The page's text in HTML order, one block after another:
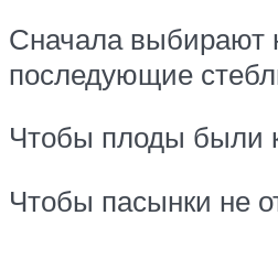
Сначала выбирают
последующие
Чтобы плоды были
Чтобы пасынки не